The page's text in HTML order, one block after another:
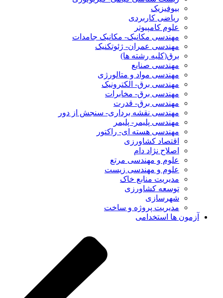
بیوفیزیک
ریاضی کاربردی
علوم کامپیوتر
مهندسی مکانیک- مکانیک جامدات
مهندسی عمران- ژئوتکنیک
برق(کلیه رشته ها)
مهندسی صنایع
مهندسی مواد و متالورژی
مهندسی برق- الکترونیک
مهندسی برق- مخابرات
مهندسی برق- قدرت
مهندسی نقشه برداری- سنجش از دور
مهندسی پلیمر- پلیمر
مهندسی هسته ای- راکتور
اقتصاد کشاورزی
اصلاح نژاد دام
علوم و مهندسی مرتع
علوم و مهندسی زیست
مدیریت منابع خاک
توسعه کشاورزی
شهرسازی
مدیریت پروژه و ساخت
آزمون ها استخدامی